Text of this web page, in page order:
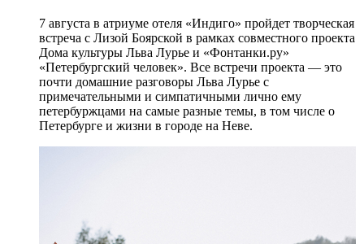
7 августа в атриуме отеля «Индиго» пройдет творческая
встреча с Лизой Боярской в рамках совместного проекта
Дома культуры Льва Лурье и «Фонтанки.ру»
«Петербургский человек». Все встречи проекта — это
почти домашние разговоры Льва Лурье с
примечательными и симпатичными лично ему
петербуржцами на самые разные темы, в том числе о
Петербурге и жизни в городе на Неве.